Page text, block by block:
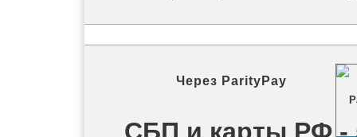
Через ParityPay